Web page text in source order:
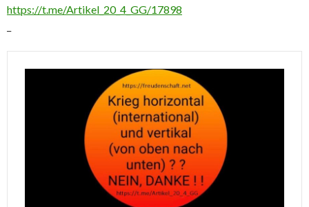
https://t.me/Artikel_20_4_GG/17898